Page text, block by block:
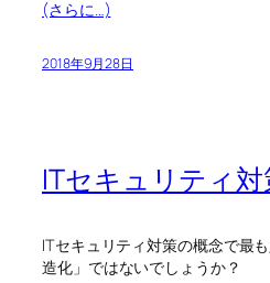
(さらに…)
2018年9月28日
ITセキュリティ
ITセキュリティ対策の概念で最
造化」ではないでしょうか？